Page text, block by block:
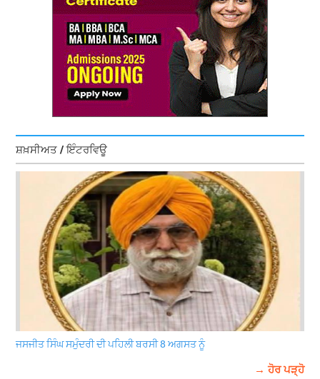
ਸ਼ਖ਼ਸੀਅਤ / ਇੰਟਰਵਿਊ
ਜਸਜੀਤ ਸਿੰਘ ਸਮੁੰਦਰੀ ਦੀ ਪਹਿਲੀ ਬਰਸੀ 8 ਅਗਸਤ ਨੂੰ
→ ਹੋਰ ਪੜ੍ਹੋ